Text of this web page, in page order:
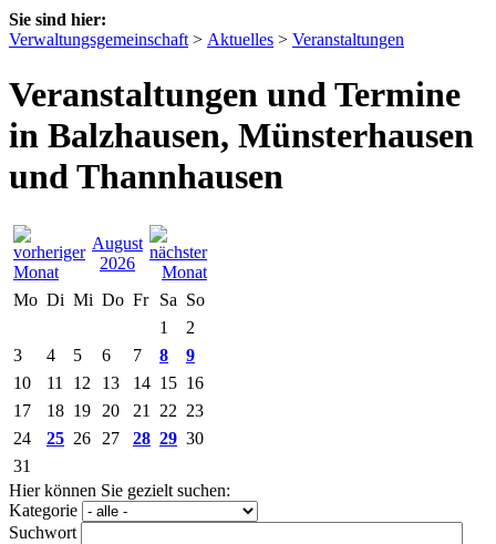
Sie sind hier:
Verwaltungsgemeinschaft > Aktuelles > Veranstaltungen
Veranstaltungen und Termine
in Balzhausen, Münsterhausen
und Thannhausen
August
2026
Mo Di Mi Do Fr Sa So
1
2
3
4 5 6 7 8
9
10
11 12 13 14 15 16
17
18 19 20 21 22 23
24
25 26 27 28 29 30
31
Hier können Sie gezielt suchen:
Kategorie
Suchwort